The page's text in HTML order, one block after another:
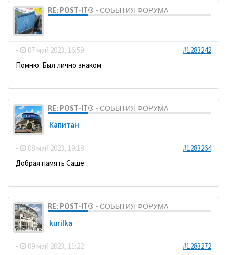
RE: POST-IT® - СОБЫТИЯ ФОРУМА
- 07 май 2023, 16:59
#1283242
Помню. Был лично знаком.
RE: POST-IT® - СОБЫТИЯ ФОРУМА
Кaпитaн
- 08 май 2023, 19:18
#1283264
Добрая память Саше.
RE: POST-IT® - СОБЫТИЯ ФОРУМА
kurilka
- 09 май 2023, 11:22
#1283272